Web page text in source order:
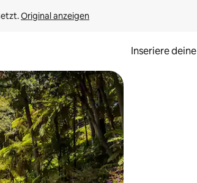
Original anzeigen
Inseriere